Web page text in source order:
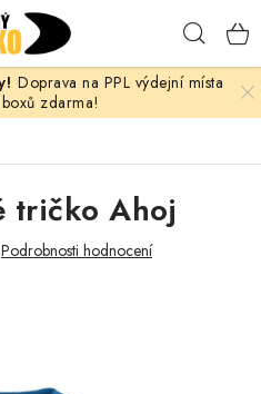
Doprava na PPL výdejní místa
zdarma!
tričko Ahoj
Podrobnosti hodnocení